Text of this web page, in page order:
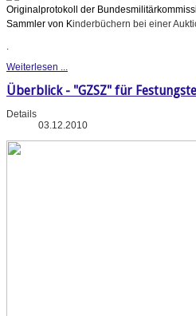
Originalprotokoll der
Sammler von Kinderbüchern bei einer
.
Weiterlesen ...
Überblick - "GZSZ" für
Details
03.12.2010